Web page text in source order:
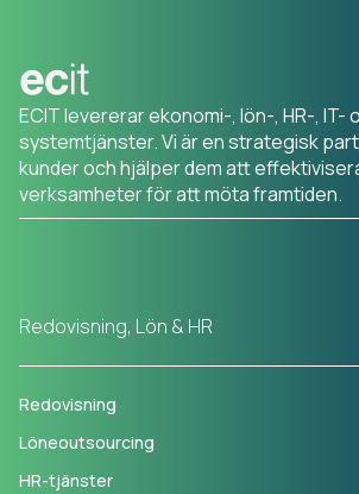
ECIT levererar ekonomi-, lön-, HR-, IT-
systemtjänster. Vi är en strategisk
kunder och hjälper dem att
verksamheter för att möta framtiden.
Redovisning, Lön & HR
Redovisning
Löneoutsourcing
HR-tjänster